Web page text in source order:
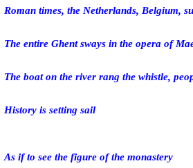
Roman times, the Netherlands, Belgium,
The entire Ghent sways in the opera of
The boat on the river rang the whistle,
History is setting sail
As if to see the figure of the monastery